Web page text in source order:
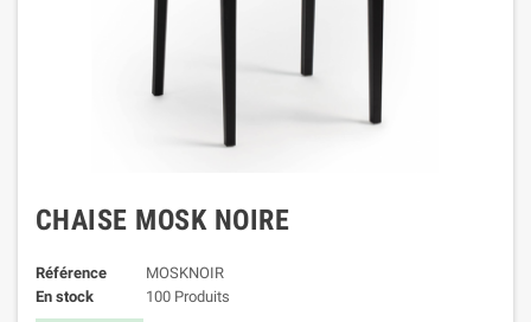
CHAISE MOSK NOIRE
Référence
MOSKNOIR
En stock
100 Produits